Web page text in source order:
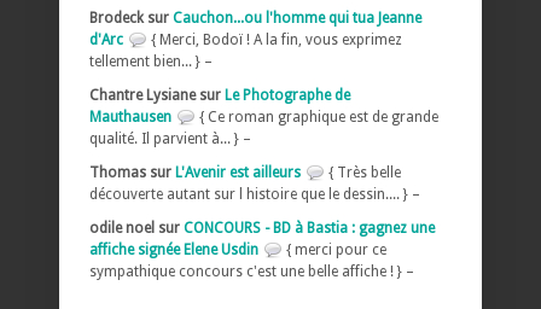
Brodeck sur Cauchon...ou l'homme qui tua Jeanne
d'Arc
{ Merci, Bodoï ! A la fin, vous exprimez
tellement bien... } –
Chantre Lysiane sur Le Photographe de
Mauthausen
{ Ce roman graphique est de grande
qualité. Il parvient à... } –
Thomas sur L'Avenir est ailleurs
{ Très belle
découverte autant sur l histoire que le dessin.... } –
odile noel sur CONCOURS - BD à Bastia : gagnez une
affiche signée Elene Usdin
{ merci pour ce
sympathique concours c'est une belle affiche ! } –